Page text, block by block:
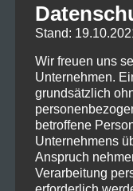
New York
Stand:
Wir freuen uns
Unternehmen.
grundsätzlich
betroffene
Unternehmens
Anspruch
Verarbeitung